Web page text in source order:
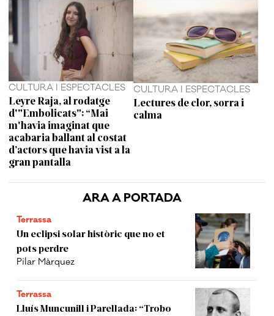
ARA A PORTADA
Terrassa
Un eclipsi solar històric que no et
pots perdre
Pilar Màrquez
Terrassa
Lluís Muncunill i Parellada: “Trobo
CULTURA I ESPECTACLES
Leyre Raja, al rodatge
d'"Embolicats": “Mai
m'havia imaginat que
acabaria ballant al costat
d’actors que havia vist a la
gran pantalla
CULTURA I ESPECTACLES
Lectures de clor, sorra i
calma